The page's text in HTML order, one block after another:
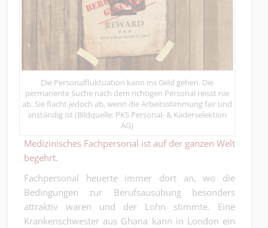
Die Personalfluktuation kann ins Geld gehen. Die
permanente Suche nach dem richtigen Personal reisst nie
ab. Sie flacht jedoch ab, wenn die Arbeitsstimmung fair und
anständig ist (Bildquelle: PKS Personal- & Kaderselektion
AG)
Medizinisches Fachpersonal ist auf der ganzen Welt
begehrt.
Fachpersonal heuerte immer dort an, wo die
Bedingungen zur Berufsausübung besonders
attraktiv waren und der Lohn stimmte. Eine
Krankenschwester aus Ghana kann in London ein